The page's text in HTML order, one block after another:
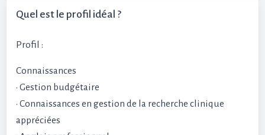
Quel est le profil idéal ?
Profil :
Connaissances
• Gestion budgétaire
• Connaissances en gestion de la recherche clinique
appréciées